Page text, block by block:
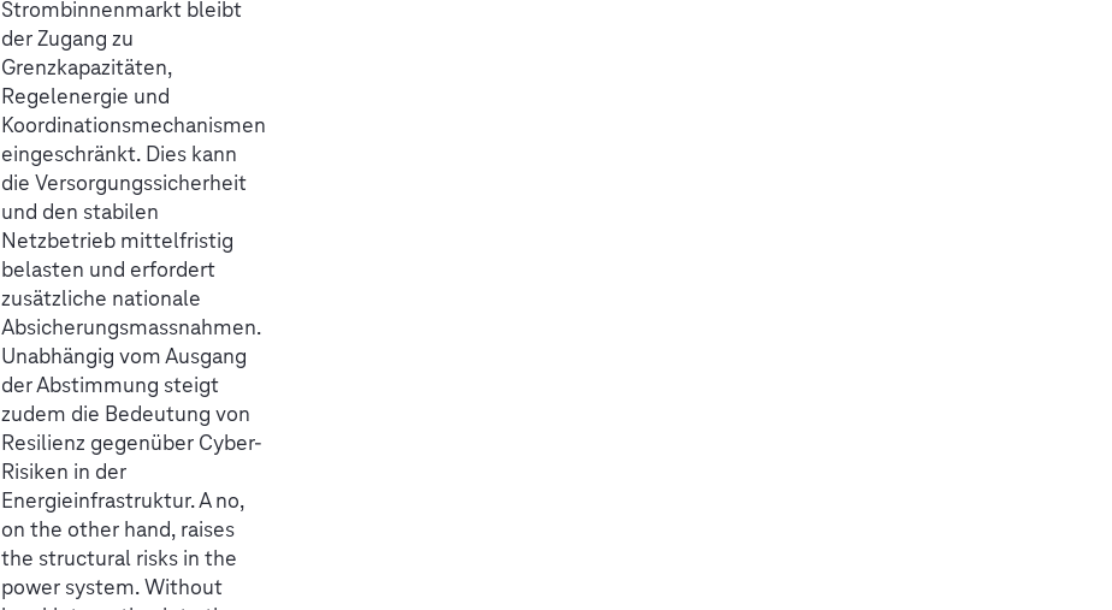
Strombinnenmarkt bleibt
der Zugang zu
Grenzkapazitäten,
Regelenergie und
Koordinationsmechanismen
eingeschränkt. Dies kann
die Versorgungssicherheit
und den stabilen
Netzbetrieb mittelfristig
belasten und erfordert
zusätzliche nationale
Absicherungsmassnahmen.
Unabhängig vom Ausgang
der Abstimmung steigt
zudem die Bedeutung von
Resilienz gegenüber Cyber-
Risiken in der
Energieinfrastruktur. A no,
on the other hand, raises
the structural risks in the
power system. Without